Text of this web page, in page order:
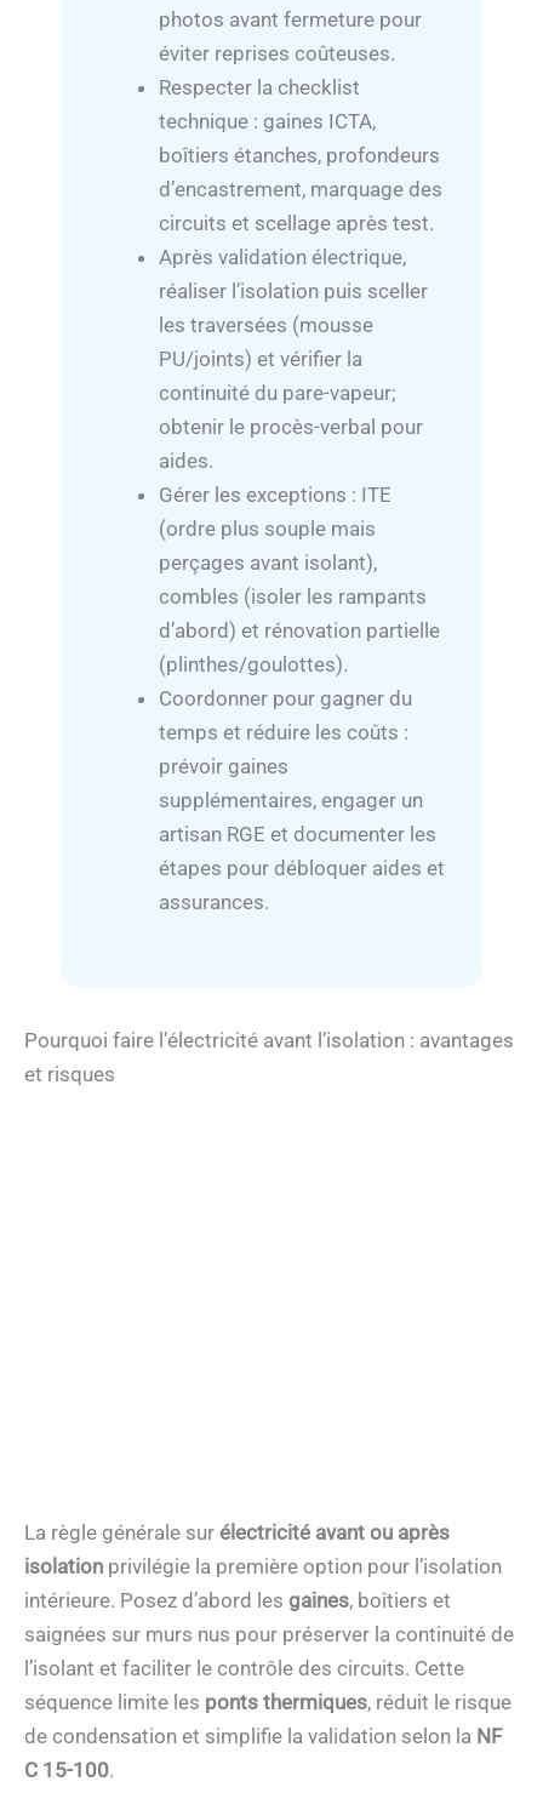
photos avant fermeture pour
éviter reprises coûteuses.
Respecter la checklist
technique : gaines ICTA,
boîtiers étanches, profondeurs
d’encastrement, marquage des
circuits et scellage après test.
Après validation électrique,
réaliser l’isolation puis sceller
les traversées (mousse
PU/joints) et vérifier la
continuité du pare-vapeur;
obtenir le procès-verbal pour
aides.
Gérer les exceptions : ITE
(ordre plus souple mais
perçages avant isolant),
combles (isoler les rampants
d’abord) et rénovation partielle
(plinthes/goulottes).
Coordonner pour gagner du
temps et réduire les coûts :
prévoir gaines
supplémentaires, engager un
artisan RGE et documenter les
étapes pour débloquer aides et
assurances.
Pourquoi faire l’électricité avant l’isolation : avantages
et risques
La règle générale sur électricité avant ou après
isolation privilégie la première option pour l’isolation
intérieure. Posez d’abord les gaines, boîtiers et
saignées sur murs nus pour préserver la continuité de
l’isolant et faciliter le contrôle des circuits. Cette
séquence limite les ponts thermiques, réduit le risque
de condensation et simplifie la validation selon la NF
C 15-100.